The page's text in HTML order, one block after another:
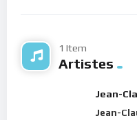
1 Item
Artistes
Jean-
Jean-